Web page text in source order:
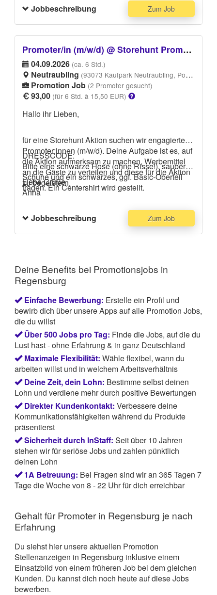
Jobbeschreibung Zum Job
Promoter/in (m/w/d) @ Storehunt Promotion Kaufpark Neutraubling
04.09.2026 (ca. 6 Std.)
Neutraubling (93073 Kaufpark Neutraubling, Pommernstraße 4, 93073 Neutraubling)
Promotion Job (2 Promoter gesucht)
93,00 (für 6 Std. à 15,50 EUR)
Hallo ihr Lieben,
für eine Storehunt Aktion suchen wir engagierte
Promoter:innen (m/w/d). Deine Aufgabe ist es, auf
die Aktion aufmerksam zu machen, Werbemittel
an die Gäste zu verteilen und diese für die Aktion
zu begeistern.
DRESSCODE:
Bitte eine schwarze Hose (ohne Risse!), saubere
Schuhe und ein schwarzes, ggf. Basic-Oberteil
tragen. Ein Centershirt wird gestellt.
Liebe Grüße
Anna
Jobbeschreibung Zum Job
Deine Benefits bei Promotionsjobs in
Regensburg
Einfache Bewerbung: Erstelle ein Profil und
bewirb dich über unsere Apps auf alle Promotion Jobs,
die du willst
Über 500 Jobs pro Tag: Finde die Jobs, auf die du
Lust hast - ohne Erfahrung & in ganz Deutschland
Maximale Flexibilität: Wähle flexibel, wann du
arbeiten willst und in welchem Arbeitsverhältnis
Deine Zeit, dein Lohn: Bestimme selbst deinen
Lohn und verdiene mehr durch positive Bewertungen
Direkter Kundenkontakt: Verbessere deine
Kommunikationsfähigkeiten während du Produkte
präsentierst
Sicherheit durch InStaff: Seit über 10 Jahren
stehen wir für seriöse Jobs und zahlen pünktlich
deinen Lohn
1A Betreuung: Bei Fragen sind wir an 365 Tagen 7
Tage die Woche von 8 - 22 Uhr für dich erreichbar
Gehalt für Promoter in Regensburg je nach
Erfahrung
Du siehst hier unsere aktuellen Promotion
Stellenanzeigen in Regensburg inklusive einem
Einsatzbild von einem früheren Job bei dem gleichen
Kunden. Du kannst dich noch heute auf diese Jobs
bewerben.